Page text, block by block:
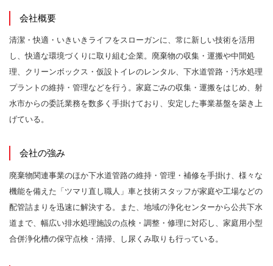
会社概要
清潔・快適・いきいきライフをスローガンに、常に新しい技術を活用
し、快適な環境づくりに取り組む企業。廃棄物の収集・運搬や中間処
理、クリーンボックス・仮設トイレのレンタル、下水道管路・汚水処理
プラントの維持・管理などを行う。家庭ごみの収集・運搬をはじめ、射
水市からの委託業務を数多く手掛けており、安定した事業基盤を築き上
げている。
会社の強み
廃棄物関連事業のほか下水道管路の維持・管理・補修を手掛け、様々な
機能を備えた「ツマリ直し職人」車と技術スタッフが家庭や工場などの
配管詰まりを迅速に解決する。また、地域の浄化センターから公共下水
道まで、幅広い排水処理施設の点検・調整・修理に対応し、家庭用小型
合併浄化槽の保守点検・清掃、し尿くみ取りも行っている。